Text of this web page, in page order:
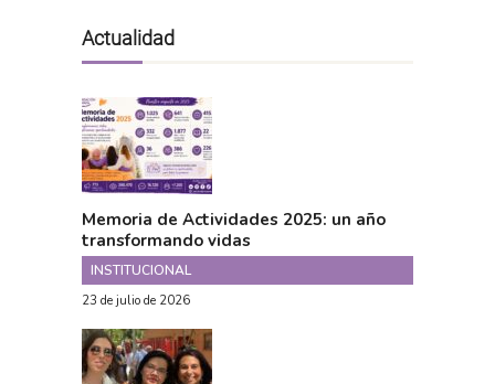
Actualidad
Memoria de Actividades 2025: un año
transformando vidas
INSTITUCIONAL
23 de julio de 2026